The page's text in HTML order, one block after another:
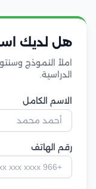
هل لديك
املأ النموذج
الدراسية.
الاسم الكامل
رقم الهاتف